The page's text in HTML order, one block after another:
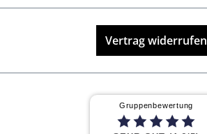
Vertrag widerrufen